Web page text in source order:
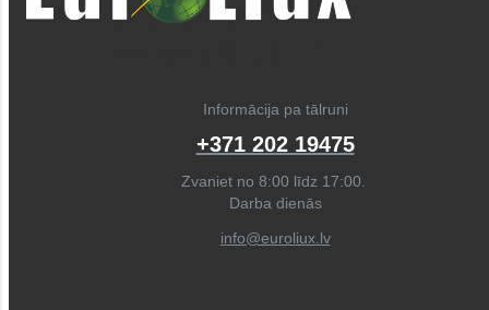
Informācija pa tālruni
+371 202 19475
Zvaniet no 8:00 līdz 17:00.
Darba dienās
info@euroliux.lv